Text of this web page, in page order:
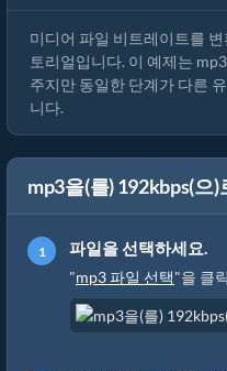
미디어 파일 비트레이트를
토리얼입니다. 이 예제는
주지만 동일한 단계가 다른
니다.
mp3을(를) 192kbps(으
파일을 선택하세요.
"mp3 파일 선택"을 클